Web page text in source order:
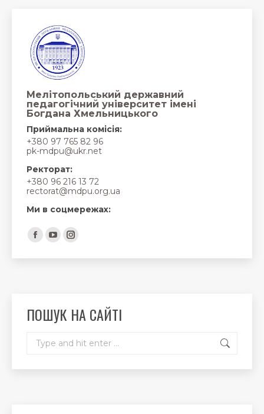
Мелітопольський державний
педагогічний університет імені
Богдана Хмельницького
Приймальна комісія:
+380 97 765 82 96
pk-mdpu@ukr.net
Ректорат:
+380 96 216 13 72
rectorat@mdpu.org.ua
Ми в соцмережах:
Find us on:
Facebook
page
window
YouTube
page
window
Instagram
page
window
ПОШУК НА САЙТІ